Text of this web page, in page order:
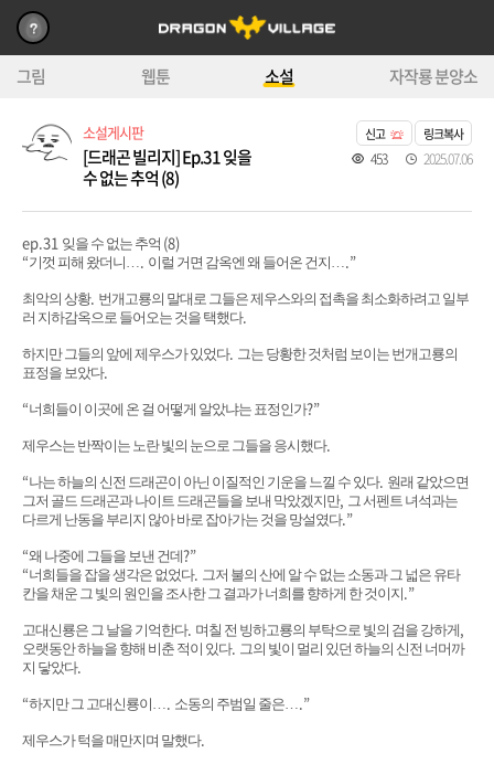
그림 웹툰 소설 자작룡 분양소
소설게시판
[드래곤 빌리지] Ep.31 잊을
수 없는 추억 (8)
신고 링크복사
453 2025.07.06
ep.31 잊을 수 없는 추억 (8)
“기껏 피해 왔더니…. 이럴 거면 감옥엔 왜 들어온 건지….”
최악의 상황. 번개고룡의 말대로 그들은 제우스와의 접촉을 최소화하려고 일부
러 지하감옥으로 들어오는 것을 택했다.
하지만 그들의 앞에 제우스가 있었다. 그는 당황한 것처럼 보이는 번개고룡의
표정을 보았다.
“너희들이 이곳에 온 걸 어떻게 알았냐는 표정인가?”
제우스는 반짝이는 노란 빛의 눈으로 그들을 응시했다.
“나는 하늘의 신전 드래곤이 아닌 이질적인 기운을 느낄 수 있다. 원래 같았으면
그저 골드 드래곤과 나이트 드래곤들을 보내 막았겠지만, 그 서펜트 녀석과는
다르게 난동을 부리지 않아 바로 잡아가는 것을 망설였다.”
“왜 나중에 그들을 보낸 건데?”
“너희들을 잡을 생각은 없었다. 그저 불의 산에 알 수 없는 소동과 그 넓은 유타
칸을 채운 그 빛의 원인을 조사한 그 결과가 너희를 향하게 한 것이지.”
고대신룡은 그 날을 기억한다. 며칠 전 빙하고룡의 부탁으로 빛의 검을 강하게,
오랫동안 하늘을 향해 비춘 적이 있다. 그의 빛이 멀리 있던 하늘의 신전 너머까
지 닿았다.
“하지만 그 고대신룡이…. 소동의 주범일 줄은….”
제우스가 턱을 매만지며 말했다.